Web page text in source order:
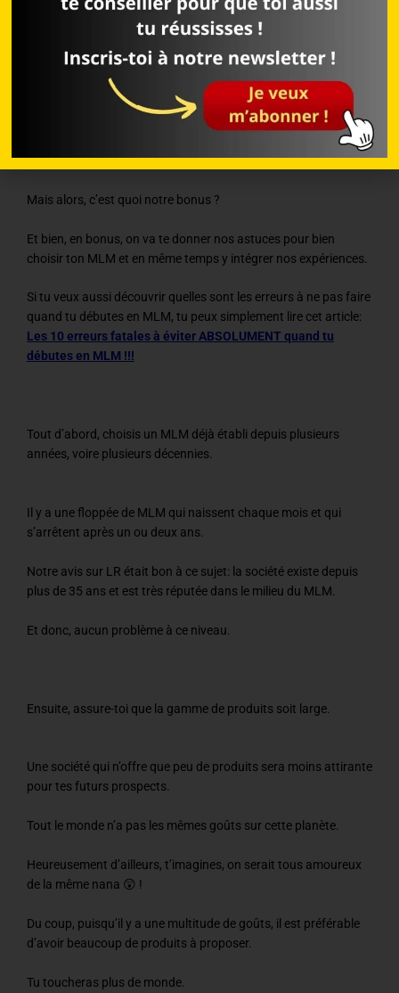
Malheureusement, l’outil utilisé était moyen et l’encadrement
Attention: on ne jette pas la pierre. On a simplement constaté
qu’on irait pas loin avec tout ça.
Cela a donc modifié notre avis LR et on a finalement renoncé à
rester plus longtemps.
Mais alors, c’est quoi notre bonus ?
Et bien, en bonus, on va te donner nos astuces pour bien
choisir ton MLM et en même temps y intégrer nos expériences.
Si tu veux aussi découvrir quelles sont les erreurs à ne pas faire
quand tu débutes en MLM, tu peux simplement lire cet article:
Les 10 erreurs fatales à éviter ABSOLUMENT quand tu
débutes en MLM !!!
Tout d’abord, choisis un MLM déjà établi depuis plusieurs
années, voire plusieurs décennies.
Il y a une floppée de MLM qui naissent chaque mois et qui
s’arrêtent après un ou deux ans.
Notre avis sur LR était bon à ce sujet: la société existe depuis
plus de 35 ans et est très réputée dans le milieu du MLM.
Et donc, aucun problème à ce niveau.
Ensuite, assure-toi que la gamme de produits soit large.
Une société qui n’offre que peu de produits sera moins attirante
pour tes futurs prospects.
Tout le monde n’a pas les mêmes goûts sur cette planète.
Heureusement d’ailleurs, t’imagines, on serait tous amoureux
de la même nana 😲 !
Du coup, puisqu’il y a une multitude de goûts, il est préférable
d’avoir beaucoup de produits à proposer.
Tu toucheras plus de monde.